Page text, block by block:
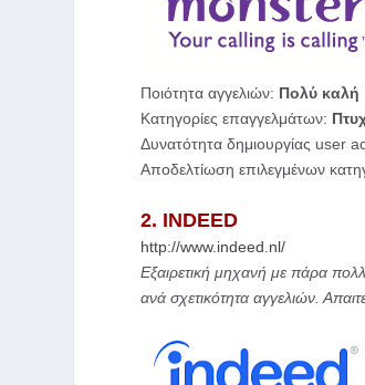
Ποιότητα αγγελιών: Πολύ καλή
Κατηγορίες επαγγελμάτων:
Δυνατότητα δημιουργίας user
Αποδελτίωση επιλεγμένων
2. INDEED
http://www.indeed.nl/
Εξαιρετική μηχανή με πάρα
ανά σχετικότητα αγγελιών.